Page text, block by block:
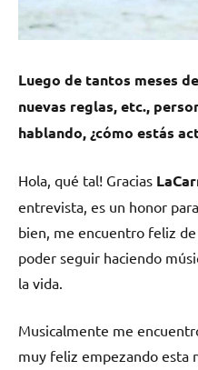
Luego de tantos meses
nuevas reglas, etc.,
hablando, ¿cómo estás
Hola, qué tal! Gracias
entrevista, es un honor
bien, me encuentro feliz
poder seguir haciendo
la vida.
Musicalmente me
muy feliz empezando esta